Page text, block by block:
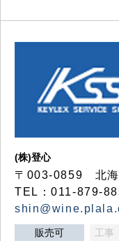
(株)登心
〒003-0859 北海
TEL：011-879-
販売可 工事